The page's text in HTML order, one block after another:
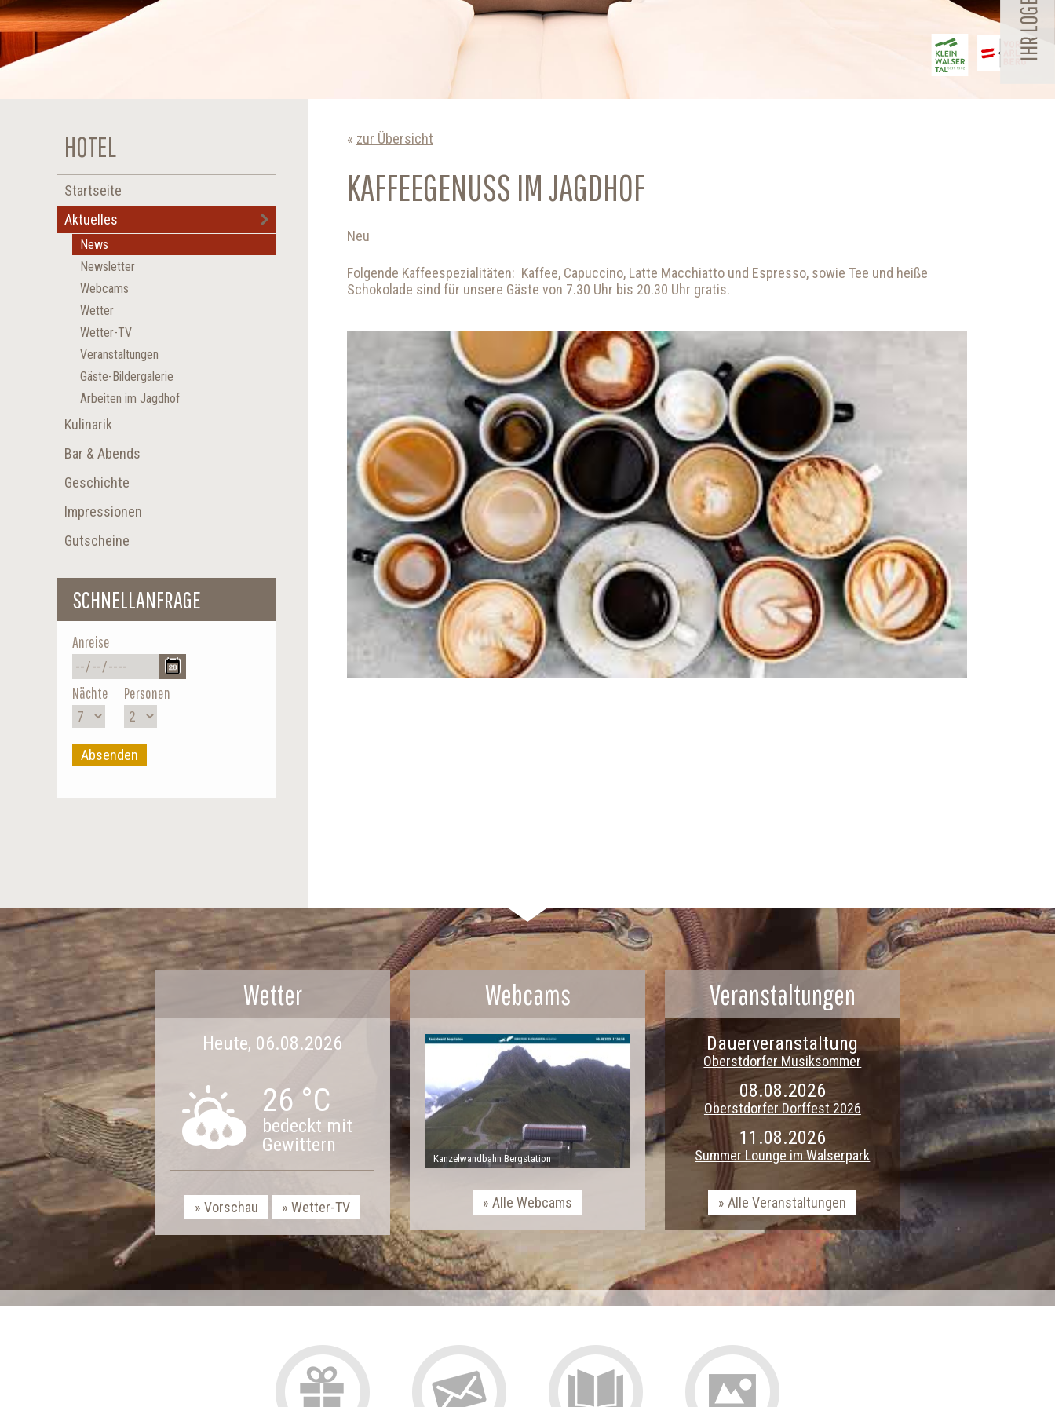
zur Übersicht
KAFFEEGENUSS IM JAGDHOF
Neu
Folgende Kaffeespezialitäten: Kaffee, Capuccino, Latte Macchiatto und Espresso, sowie Tee und heiße
Schokolade sind für unsere Gäste von 7.30 Uhr bis 20.30 Uhr gratis.
HOTEL
Startseite
Aktuelles
News
Newsletter
Webcams
Wetter
Wetter-TV
Veranstaltungen
Gäste-Bildergalerie
Arbeiten im Jagdhof
Kulinarik
Bar & Abends
Geschichte
Impressionen
Gutscheine
SCHNELLANFRAGE
Anreise
Nächte Personen
Absenden
Wetter
Heute, 06.08.2026
26 °C
bedeckt mit
Gewittern
Vorschau Wetter-TV
Webcams
Kanzelwandbahn Bergstation
Alle Webcams
Veranstaltungen
Dauerveranstaltung
Oberstdorfer Musiksommer
08.08.2026
Oberstdorfer Dorffest 2026
11.08.2026
Summer Lounge im Walserpark
Alle Veranstaltungen